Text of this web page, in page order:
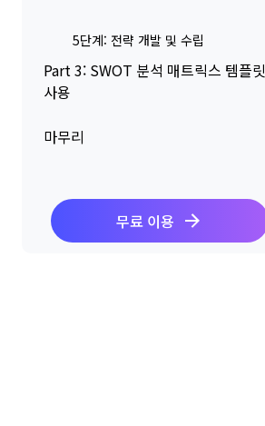
5단계: 전략 개발 및 수립
Part 3: SWOT 분석 매트릭스 템플릿
사용
마무리
무료 이용